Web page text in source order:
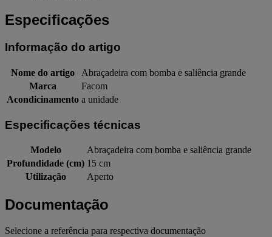
Especificações
Informação do artigo
Nome do artigo
Abraçadeira com bomba e saliência grande
Marca
Facom
Acondicinamento a unidade
Especificações técnicas
Modelo
Abraçadeira com bomba e saliência grande
Profundidade (cm) 15 cm
Utilização
Aperto
Documentação
Selecione a referência para respectiva documentação